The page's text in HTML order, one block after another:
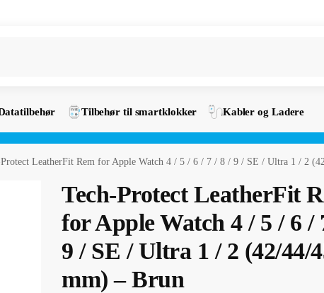
Tilbehør til smartklokker Kabler og Ladere
Protect LeatherFit Rem for Apple Watch 4 / 5 / 6 / 7 / 8 / 9 / SE / Ultra 1 / 2
Tech-Protect LeatherFit
for Apple Watch 4 / 5 / 6 /
9 / SE / Ultra 1 / 2 (42/44/
mm) – Brun